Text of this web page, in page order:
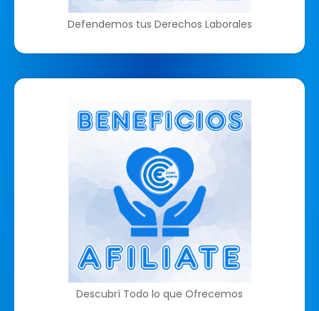
Defendemos tus Derechos Laborales
Descubrí Todo lo que Ofrecemos